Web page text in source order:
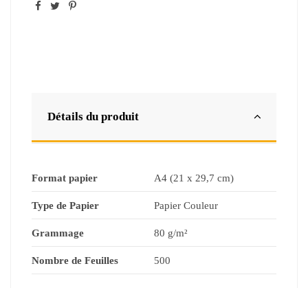
Détails du produit
Format papier A4 (21 x 29,7 cm)
Type de Papier Papier Couleur
Grammage 80 g/m²
Nombre de Feuilles 500